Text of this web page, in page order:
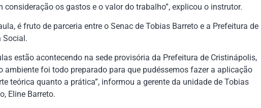
consideração os gastos e o valor do trabalho”, explicou o instrutor.
é fruto de parceria entre o Senac de Tobias Barreto e a Prefeitura de
Social.
estão acontecendo na sede provisória da Prefeitura de Cristinápolis,
ambiente foi todo preparado para que pudéssemos fazer a aplicação
teórica quanto a prática”, informou a gerente da unidade de Tobias
Eline Barreto.